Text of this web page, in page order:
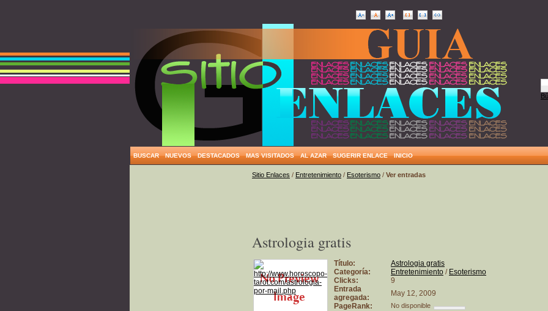
BUSCAR NUEVOS DESTACADOS MAS VISITADOS AL AZAR SUGERIR ENLACE INICIO
Sitio Enlaces / Entretenimiento / Esoterismo / Ver entradas
Astrologia gratis
Título:
Astrologia gratis
Categoría:
Entretenimiento / Esoterismo
Clicks:
9
Entrada
agregada:
May 12, 2009
PageRank:
No disponible